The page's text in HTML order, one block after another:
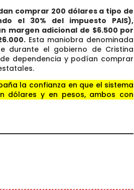
comprar 200 dólares a tipo de
el 30% del impuesto PAIS),
margen adicional de $6.500 por
Esta maniobra denominada
durante el gobierno de Cristina
dependencia y podían comprar
la confianza en que el sistema
dólares y en pesos, ambos con